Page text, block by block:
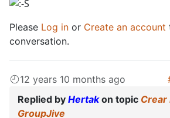
Please Log in or Create an account
conversation.
12 years 10 months ago
Replied by Hertakon topic Crear
GroupJive